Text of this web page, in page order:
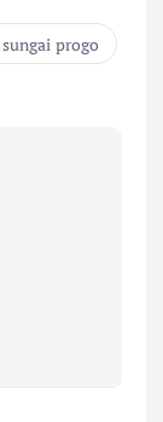
sungai progo